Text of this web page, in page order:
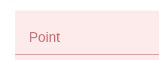
Point